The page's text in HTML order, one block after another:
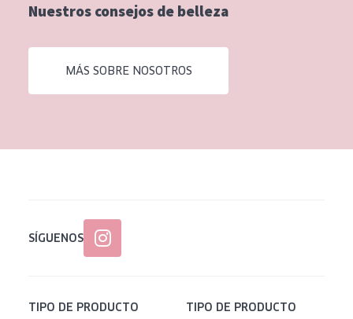
Piel madura
Piel expuesta al sol
Piel menopáusica
Todas las edades
Nuestros consejos de belleza
MÁS SOBRE NOSOTROS
SÍGUENOS
TIPO DE PRODUCTO TIPO DE PRODUCTO